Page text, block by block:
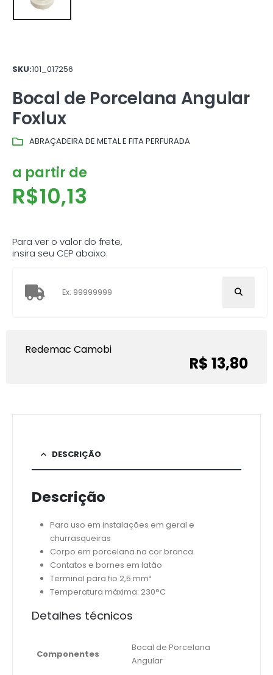
SKU:101_017256
Bocal de Porcelana Angular
Foxlux
ABRAÇADEIRA DE METAL E FITA PERFURADA
a partir de
R$10,13
Para ver o valor do frete,
insira seu CEP abaixo:
Redemac Camobi
R$ 13,80
DESCRIÇÃO
Descrição
Para uso em instalações em geral e
churrasqueiras
Corpo em porcelana na cor branca
Contatos e bornes em latão
Terminal para fio 2,5 mm²
Temperatura máxima: 230°C
Detalhes técnicos
Componentes
Bocal de Porcelana
Angular